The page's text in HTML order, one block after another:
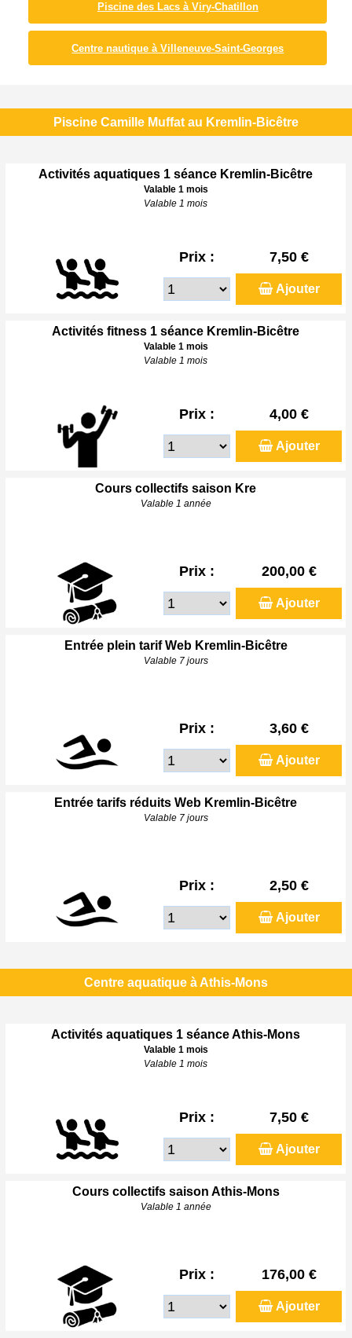
Piscine des Lacs à Viry-Chatillon
Centre nautique à Villeneuve-Saint-Georges
Piscine Camille Muffat au Kremlin-Bicêtre
Activités aquatiques 1 séance Kremlin-Bicêtre
Valable 1 mois
Valable 1 mois
Prix : 7,50 €
Ajouter
Activités fitness 1 séance Kremlin-Bicêtre
Valable 1 mois
Valable 1 mois
Prix : 4,00 €
Ajouter
Cours collectifs saison Kre
Valable 1 année
Prix : 200,00 €
Ajouter
Entrée plein tarif Web Kremlin-Bicêtre
Valable 7 jours
Prix : 3,60 €
Ajouter
Entrée tarifs réduits Web Kremlin-Bicêtre
Valable 7 jours
Prix : 2,50 €
Ajouter
Centre aquatique à Athis-Mons
Activités aquatiques 1 séance Athis-Mons
Valable 1 mois
Valable 1 mois
Prix : 7,50 €
Ajouter
Cours collectifs saison Athis-Mons
Valable 1 année
Prix : 176,00 €
Ajouter